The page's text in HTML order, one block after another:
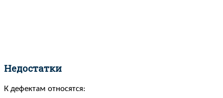
Недостатки
К дефектам относятся: